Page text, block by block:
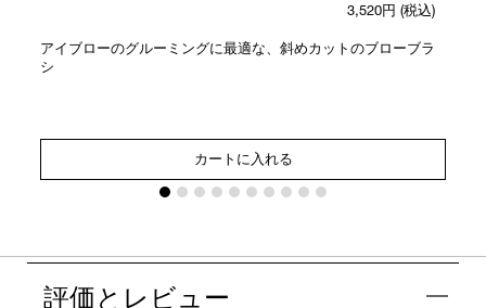
3,520円 (税込)
アイブローのグルーミングに最適な、斜めカットのブローブラ
シ
カートに入れる
評価とレビュー